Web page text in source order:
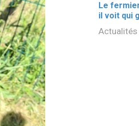
Le
il voit qui
Actualités